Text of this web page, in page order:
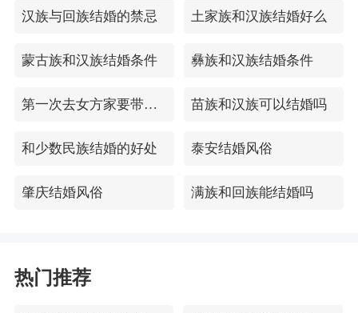
汉族与回族结婚的禁忌 土家族和汉族结婚好么
蒙古族和汉族结婚条件 彝族和汉族结婚条件
第一次去女方家要带哪4件礼品 苗族和汉族可以结婚吗
和少数民族结婚的好处 泰安结婚风俗
肇庆结婚风俗 满族和回族能结婚吗
热门推荐